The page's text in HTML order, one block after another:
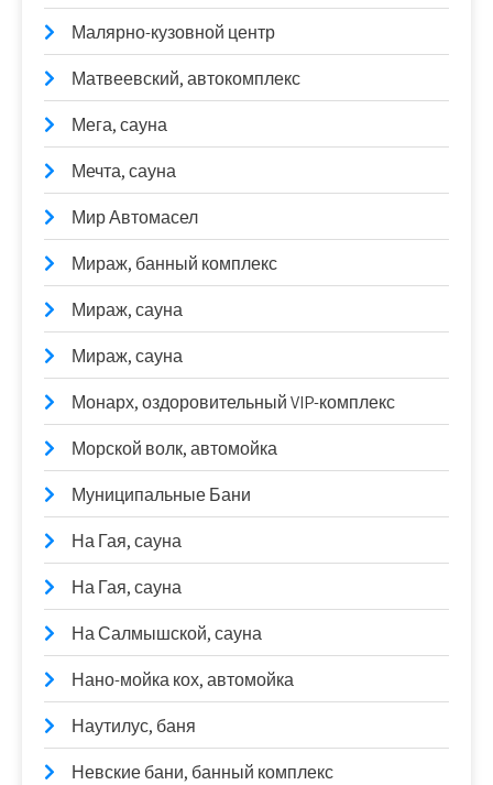
Малярно-кузовной центр
Матвеевский, автокомплекс
Мега, сауна
Мечта, сауна
Мир Автомасел
Мираж, банный комплекс
Мираж, сауна
Мираж, сауна
Монарх, оздоровительный VIP-комплекс
Морской волк, автомойка
Муниципальные Бани
На Гая, сауна
На Гая, сауна
На Салмышской, сауна
Нано-мойка кох, автомойка
Наутилус, баня
Невские бани, банный комплекс